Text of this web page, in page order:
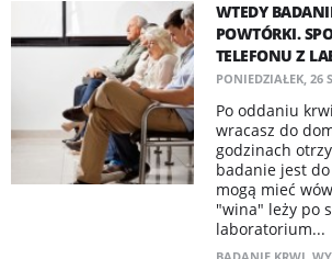
WTEDY
POWTÓRKI.
TELEFONU Z
PONIEDZIAŁEK, 26
Po oddaniu
wracasz do
godzinach
badanie jest
mogą mieć
"wina" leży po
laboratorium...